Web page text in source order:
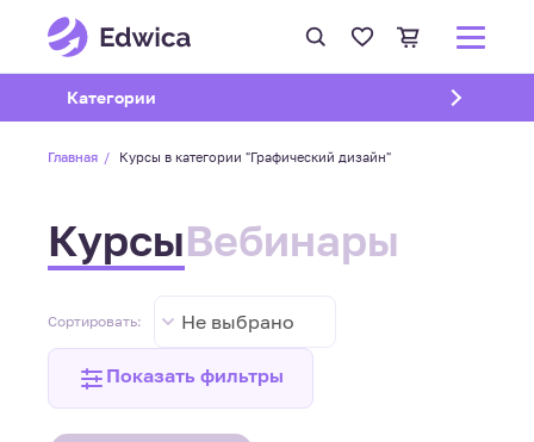
Открыть подменю
Категории
Главная Курсы в категории "Графический дизайн"
КурсыВебинары
Сортировать: Не выбрано
Показать фильтры